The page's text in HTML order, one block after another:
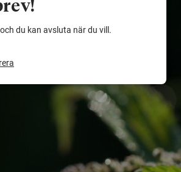
du kan avsluta när du vill.